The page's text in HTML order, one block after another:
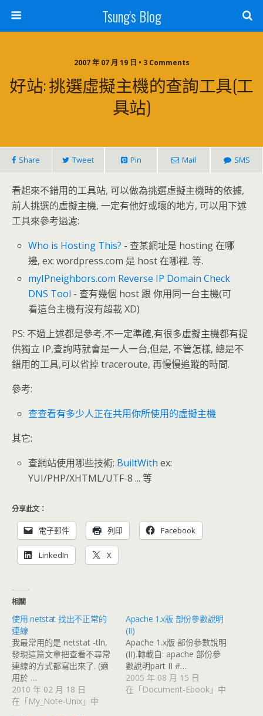
Tsung's Blog
2007 年 07 月 19 日 • 3 Comments
好站: 挑選虛擬主機的查詢工具(工
具站)
Share Tweet Pin Mail SMS
看起來不錯用的工具站, 可以做為挑選虛擬主機時的依據,
前人挑選的虛擬主機, 一定有他好或壞的地方, 可以用下述
工具來參考過濾:
Who is Hosting This? - 查某網址是 hosting 在哪
邊, ex: wordpress.com 是 host 在哪裡. 等.
myIPneighbors.com Reverse IP Domain Check
DNS Tool - 查有幾個 host 跟 你用同一台主機(可
看這台主機有沒有超載 XD)
PS: 不過上述都是參考,不一定準確,有很多虛擬主機都有提
供獨立 IP,查詢時就會是一人一台,但是, 不管怎樣, 總是不
錯用的工具,可以省掉 traceroute, 再慢慢追蹤的時間.
參考:
查查看有多少人正在共用你所使用的虛擬主機
其它:
查網站使用哪些技術: BuiltWith ex:
YUI/PHP/XHTML/UTF-8 ... 等
分享此文：
電子郵件 列印 Facebook
LinkedIn X
相關
使用 netstat 找出不正常的
連線
我最常用的是 netstat -tln,
發現這篇文章把查看不尋常
連線的方式都寫出來了. (適
用於 …
2010 年 02 月 18 日
在「My_Note-Unix」中
Apache 1.x版 部份參數說明
(II)
Apache 1.x版 部份參數說明
(II).轉載自: apache 部份參
數說明part II #…
2005 年 08 月 15 日
在「Document-Ebook」中